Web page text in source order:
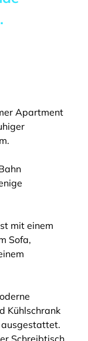
Apartment
mit einem
Sofa,
Kühlschrank
ausgestattet.
Schreibtisch